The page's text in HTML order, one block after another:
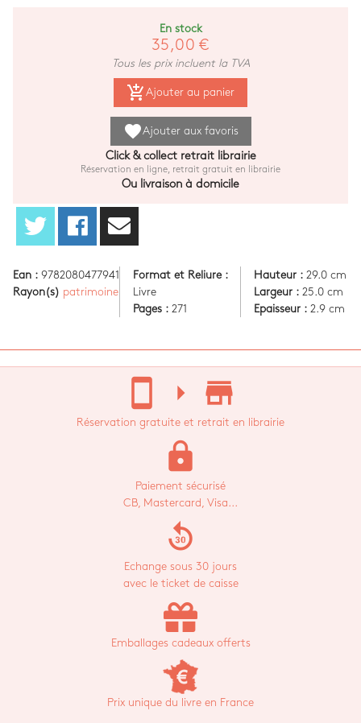
En stock
35,00 €
Tous les prix incluent la TVA
add_shopping_cart Ajouter au panier
favoriteAjouter aux favoris
Click & collect retrait librairie
Réservation en ligne, retrait gratuit en librairie
Ou livraison à domicile
Ean : 9782080477941
Rayon(s) patrimoine
Format et Reliure :
Livre
Pages : 271
Hauteur :29.0 cm
Largeur :25.0 cm
Epaisseur :2.9 cm
stay_current_portrait arrow_right store_mall_directory
Réservation gratuite et retrait en librairie
lock
Paiement sécurisé
CB, Mastercard, Visa...
replay_30
Echange sous 30 jours
avec le ticket de caisse
Emballages cadeaux offerts
Prix unique du livre en France